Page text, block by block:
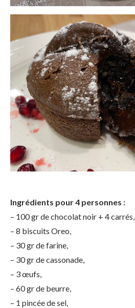
Ingrédients pour 4 personnes :
– 100 gr de chocolat noir + 4 carrés,
– 8 biscuits Oreo,
– 30 gr de farine,
– 30 gr de cassonade,
– 3 œufs,
– 60 gr de beurre,
– 1 pincée de sel,